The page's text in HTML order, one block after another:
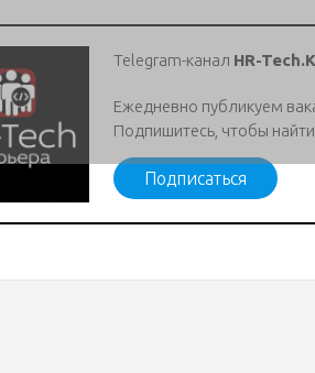
Telegram-канал HR-
Ежедневно публикуем
Подпишитесь, чтобы
Подписаться